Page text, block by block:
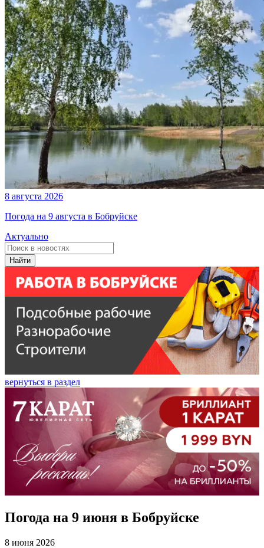
8 августа 2026
Погода на 9 августа в Бобруйске
Актуально
Найти
вернуться в раздел
Погода на 9 июня в Бобруйске
8 июня 2026